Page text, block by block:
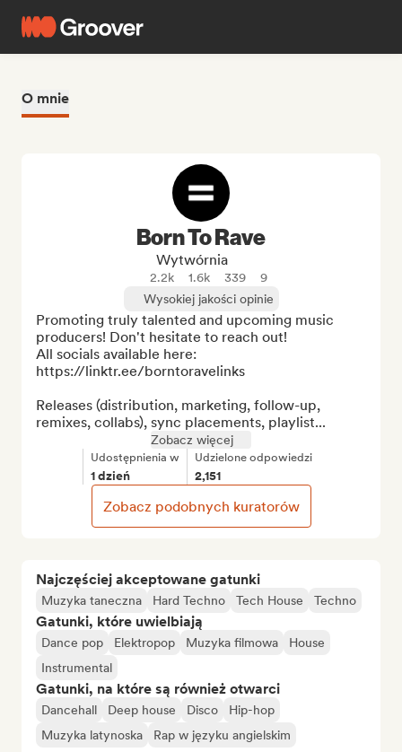
O mnie
Najczęściej akceptowane gatunki
Muzyka taneczna Hard Techno Tech House Techno
Gatunki, które uwielbiają
Dance pop Elektropop Muzyka filmowa
House
Instrumental
Gatunki, na które są również otwarci
Dancehall Deep house Disco
Hip-hop
Muzyka latynoska
Rap w języku angielskim
Born To Rave
Wytwórnia
2.2k 1.6k 339
9
Wysokiej jakości opinie
Promoting truly talented and upcoming music
producers! Don't hesitate to reach out!
All socials available here:
https://linktr.ee/borntoravelinks
Releases (distribution, marketing, follow-up,
remixes, collabs), sync placements, playlist...
Zobacz więcej
Udostępnienia w
1 dzień
Udzielone odpowiedzi
2,151
Zobacz podobnych kuratorów